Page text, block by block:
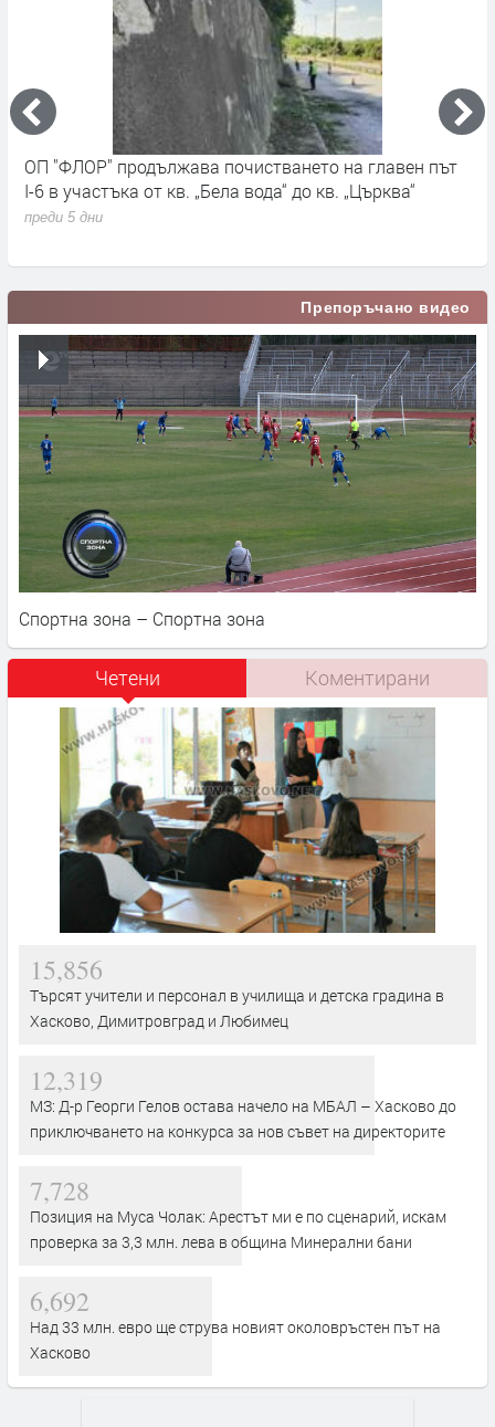
ОП "ФЛОР" продължава почистването на главен път
I-6 в участъка от кв. „Бела вода“ до кв. „Църква“
преди 5 дни
Препоръчано видео
Спортна зона – Спортна зона
Четени Коментирани
15,856
Търсят учители и персонал в училища и детска градина в
Хасково, Димитровград и Любимец
12,319
МЗ: Д-р Георги Гелов остава начело на МБАЛ – Хасково до
приключването на конкурса за нов съвет на директорите
7,728
Позиция на Муса Чолак: Арестът ми е по сценарий, искам
проверка за 3,3 млн. лева в община Минерални бани
6,692
Над 33 млн. евро ще струва новият околовръстен път на
Хасково